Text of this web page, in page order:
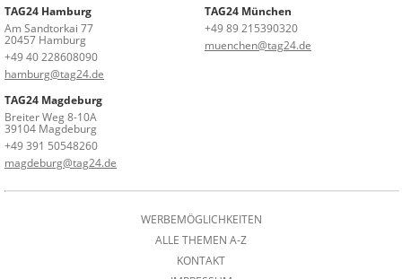
TAG24 Hamburg
Am Sandtorkai 77
20457 Hamburg
+49 40 228608090
hamburg@tag24.de
TAG24 München
+49 89 215390320
muenchen@tag24.de
TAG24 Magdeburg
Breiter Weg 8-10A
39104 Magdeburg
+49 391 50548260
magdeburg@tag24.de
WERBEMÖGLICHKEITEN
ALLE THEMEN A-Z
KONTAKT